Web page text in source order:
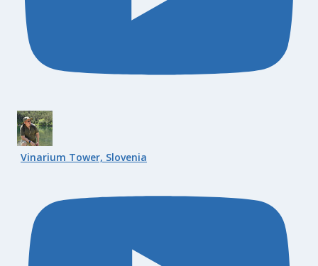
Vinarium Tower, Slovenia